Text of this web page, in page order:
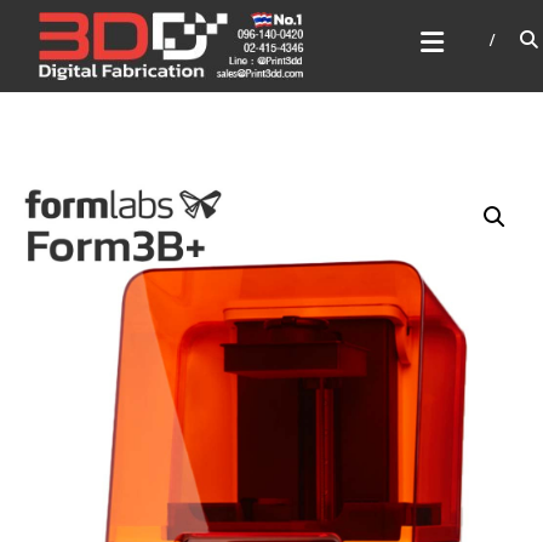
content
3DD DIGITAL FABRICATION
เครื่องพิมพ์3มิติ สแกนเนอร์
เลเซอร์